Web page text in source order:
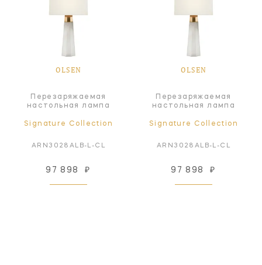
OLSEN
Перезаряжаемая
настольная лампа
Signature Collection
ARN3028ALB-L-CL
97 898 ₽
OLSEN
Перезаряжаемая
настольная лампа
Signature Collection
ARN3028ALB-L-CL
97 898 ₽